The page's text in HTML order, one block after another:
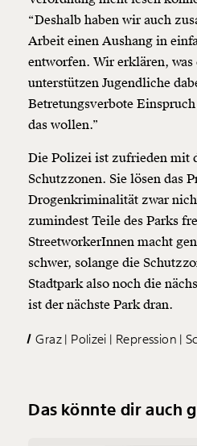
“Deshalb haben wir auch
Arbeit einen Aushang in
entworfen. Wir erklären,
unterstützen Jugendliche
Betretungsverbote
das wollen.”
Die Polizei ist zufrieden mit
Schutzzonen. Sie lösen das
Drogenkriminalität zwar
zumindest Teile des Parks
StreetworkerInnen macht
schwer, solange die
Stadtpark also noch die
ist der nächste Park dran.
Graz Polizei Repression
Das könnte dir auch